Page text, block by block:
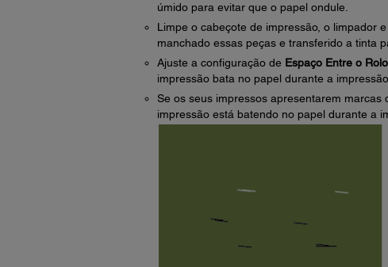
úmido para evitar que o papel ondule.
Limpe o cabeçote de impressão, o limpador
manchado essas peças e transferido a tinta
Ajuste a configuração de Espaço Entre o Rolo
impressão bata no papel durante a impressão.
Se os seus impressos apresentarem
impressão está batendo no papel durante a